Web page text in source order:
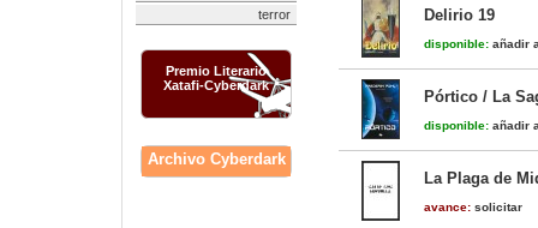
terror
Premio Literario
Xatafi-Cyberdark
Archivo Cyberdark
Delirio 19
disponible: añadir
Pórtico / La
disponible: añadir
La Plaga de
avance: solicitar